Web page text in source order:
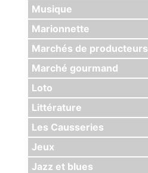
Musique
Marionnette
Marchés de producteurs
Marché gourmand
Loto
Littérature
Les Causseries
Jeux
Jazz et blues